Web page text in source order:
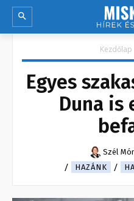
Kezdőlap
Egyes
Duna is
Szél
HAZÁNK